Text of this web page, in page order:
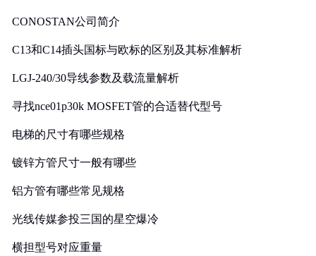
CONOSTAN公司简介
C13和C14插头国标与欧标的区别及其标准解析
LGJ-240/30导线参数及载流量解析
寻找nce01p30k MOSFET管的合适替代型号
电梯的尺寸有哪些规格
镀锌方管尺寸一般有哪些
铝方管有哪些常见规格
光线传媒参投三国的星空爆冷
横担型号对应重量